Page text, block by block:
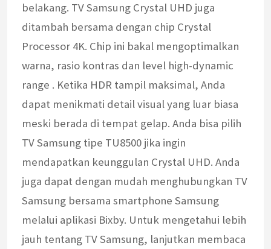
belakang. TV Samsung Crystal UHD juga
ditambah bersama dengan chip Crystal
Processor 4K. Chip ini bakal mengoptimalkan
warna, rasio kontras dan level high-dynamic
range . Ketika HDR tampil maksimal, Anda
dapat menikmati detail visual yang luar biasa
meski berada di tempat gelap. Anda bisa pilih
TV Samsung tipe TU8500 jika ingin
mendapatkan keunggulan Crystal UHD. Anda
juga dapat dengan mudah menghubungkan TV
Samsung bersama smartphone Samsung
melalui aplikasi Bixby. Untuk mengetahui lebih
jauh tentang TV Samsung, lanjutkan membaca